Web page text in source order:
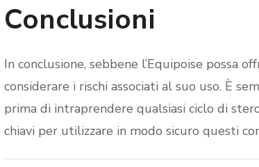
Conclusioni
In conclusione, sebbene l’Equipoise possa
considerare i rischi associati al suo uso. È
prima di intraprendere qualsiasi ciclo di
chiavi per utilizzare in modo sicuro questi